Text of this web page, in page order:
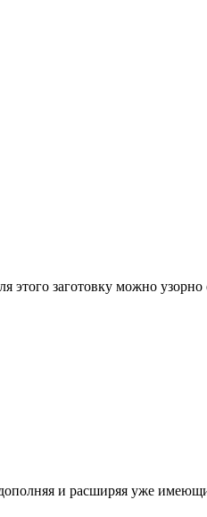
заготовку можно
и расширяя уже